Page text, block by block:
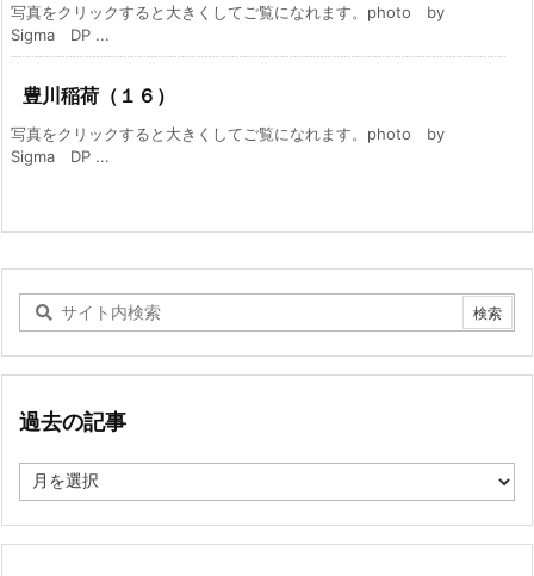
写真をクリックすると大きくしてご覧になれます。photo by
Sigma DP ...
豊川稲荷（１６）
写真をクリックすると大きくしてご覧になれます。photo by
Sigma DP ...
過去の記事
去
記